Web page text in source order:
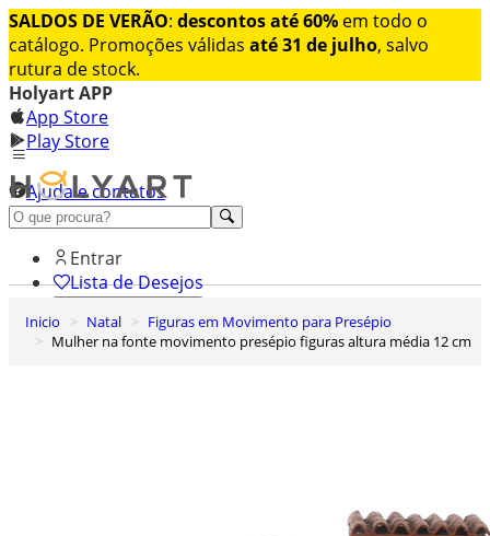
SALDOS DE VERÃO: descontos até 60% em todo o
catálogo. Promoções válidas até 31 de julho, salvo
rutura de stock.
Holyart APP
App Store
Play Store
Ajuda e contatos
Conheça premium
Entrar
Lista de Desejos
Carrinho de Compras
Inicio Natal
Figuras em Movimento para Presépio
Mulher na fonte movimento presépio figuras altura média 12 cm